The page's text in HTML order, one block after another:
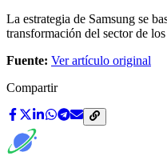
La estrategia de Samsung se
transformación del sector de
Fuente: Ver artículo original
Compartir